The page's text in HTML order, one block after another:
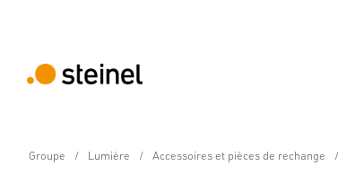
Groupe Lumière Accessoires et pièces de rechange